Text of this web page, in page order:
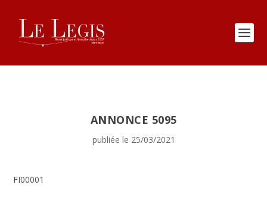
ANNONCE 5095
publiée le 25/03/2021
FI00001